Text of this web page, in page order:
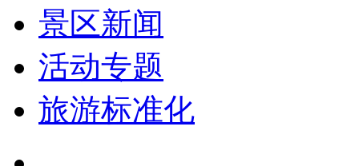
景区新闻
活动专题
旅游标准化